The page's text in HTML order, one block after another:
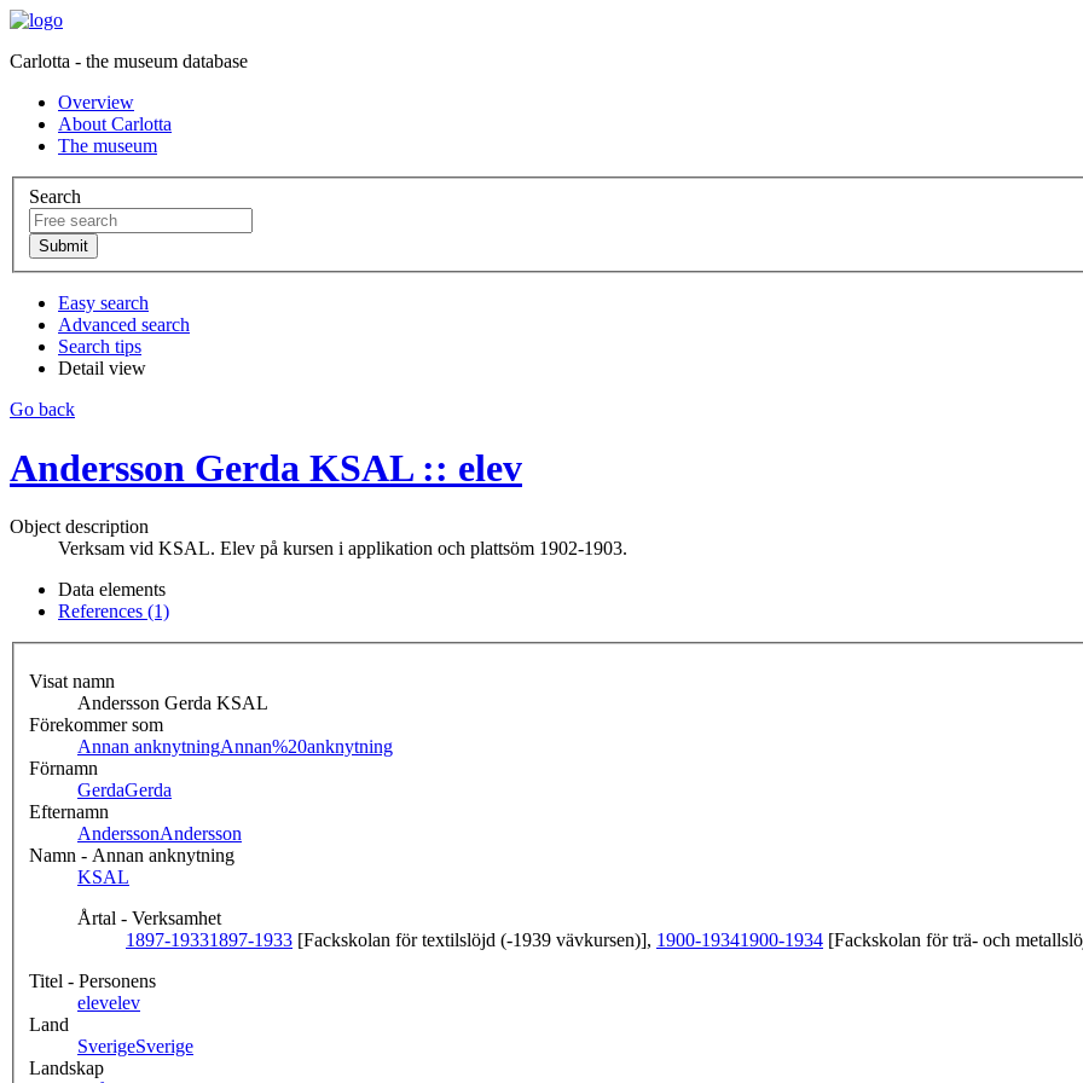
Carlotta - the museum database
Overview
About Carlotta
The museum
Search
Easy search
Advanced search
Search tips
Detail view
Go back
Andersson Gerda KSAL :: elev
Object description
Verksam vid KSAL. Elev på kursen i applikation och plattsöm 1902-1903.
Data elements
References (1)
Visat namn
Andersson Gerda KSAL
Förekommer som
Annan anknytningAnnan%20anknytning
Förnamn
GerdaGerda
Efternamn
AnderssonAndersson
Namn - Annan anknytning
KSAL
Årtal - Verksamhet
1897-19331897-1933 [Fackskolan för textilslöjd (-1939 vävkursen)], 1900-19341900-1934 [Fackskolan för trä- och
Titel - Personens
elevelev
Land
SverigeSverige
Landskap